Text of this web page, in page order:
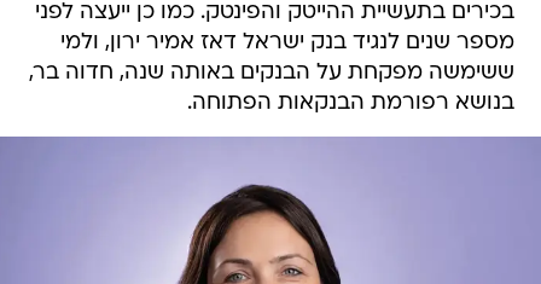
בכירים בתעשיית ההייטק והפינטק. כמו כן ייעצה לפני
מספר שנים לנגיד בנק ישראל דאז אמיר ירון, ולמי
ששימשה מפקחת על הבנקים באותה שנה, חדוה בר,
בנושא רפורמת הבנקאות הפתוחה.